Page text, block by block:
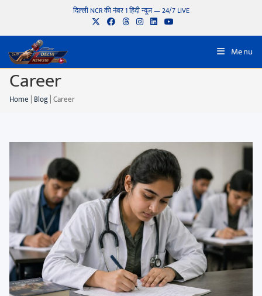
दिल्ली NCR की नंबर 1 हिंदी न्यूज़ — 24/7 LIVE
Menu
Career
Home | Blog|Career